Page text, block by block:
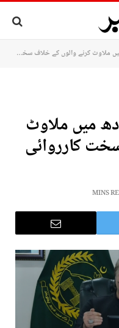
والوں کے خلاف سخت کارروائی کی ہدایت
میں ملاوٹ
کارروائی